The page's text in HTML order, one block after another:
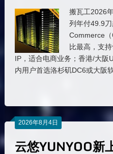
搬瓦工2026
列年付49.9
Commerce
比最高，支
IP，适合电商业务；香港/大阪
内用户首选洛杉矶DC6或大阪
2026年8月4日
云悠YUNYOO